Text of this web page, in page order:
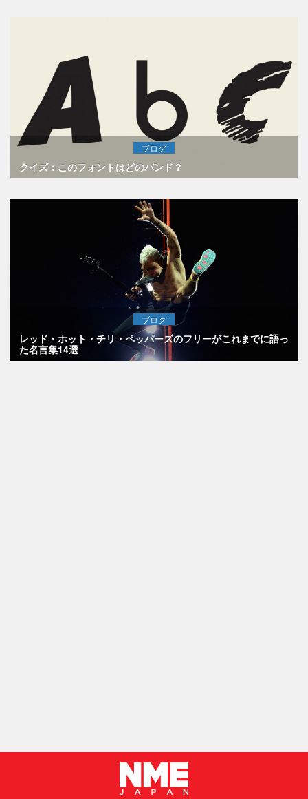
ブログ
クイズ：このフォントはどのバンド？
ブログ
レッド・ホット・チリ・ペッパーズのフリーがこれまでに語っ
た名言集14選